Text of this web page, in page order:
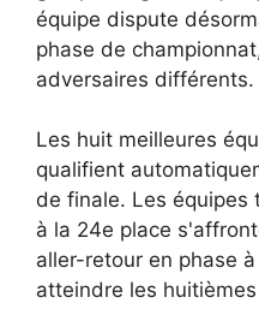
équipe dispute
phase de
adversaires différents.
Les huit meilleures
qualifient
de finale. Les équipes
à la 24e place
aller-retour en phase
atteindre les